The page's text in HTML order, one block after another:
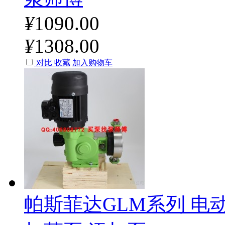
¥1090.00
¥1308.00
对比 收藏 加入购物车
帕斯菲达GLM系列 电